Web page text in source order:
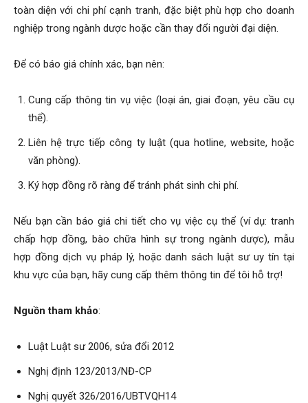
toàn diện với chi phí cạnh tranh, đặc biệt phù hợp cho doanh
nghiệp trong ngành dược hoặc cần thay đổi người đại diện.
Để có báo giá chính xác, bạn nên:
Cung cấp thông tin vụ việc (loại án, giai đoạn, yêu cầu cụ
thể).
Liên hệ trực tiếp công ty luật (qua hotline, website, hoặc
văn phòng).
Ký hợp đồng rõ ràng để tránh phát sinh chi phí.
Nếu bạn cần báo giá chi tiết cho vụ việc cụ thể (ví dụ: tranh
chấp hợp đồng, bào chữa hình sự trong ngành dược), mẫu
hợp đồng dịch vụ pháp lý, hoặc danh sách luật sư uy tín tại
khu vực của bạn, hãy cung cấp thêm thông tin để tôi hỗ trợ!
Nguồn tham khảo:
Luật Luật sư 2006, sửa đổi 2012
Nghị định 123/2013/NĐ-CP
Nghị quyết 326/2016/UBTVQH14